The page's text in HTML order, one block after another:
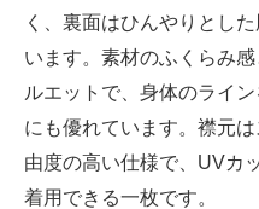
く、裏面はひんやりとし
います。素材のふくらみ
ルエットで、身体のライ
にも優れています。襟元
由度の高い仕様で、UVカ
着用できる一枚です。